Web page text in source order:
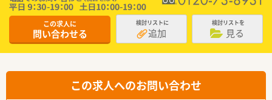
この求人に
問い合わせる
検討リストに
追加
検討リストを
見る
この求人へのお問い合わせ